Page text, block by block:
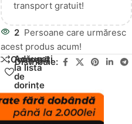
transport gratuit!
2 Persoane care urmăresc
acest produs acum!
Compară
Adăugați
la lista
de
dorințe
Distribuie: